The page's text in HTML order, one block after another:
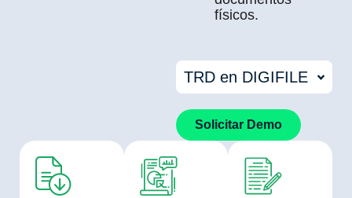
físicos.
TRD en DIGIFILE
Solicitar Demo